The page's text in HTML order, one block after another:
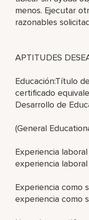
menos. Ejecutar
razonables
APTITUDES
Educación:Título
certificado
Desarrollo de
(General
Experiencia
experiencia
Experiencia como
experiencia como